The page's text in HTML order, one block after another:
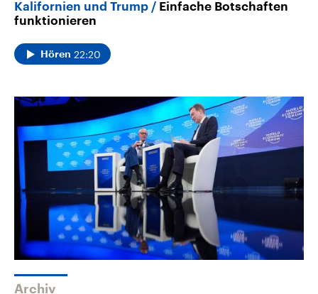
Kalifornien und Trump
Einfache Botschaften
funktionieren
Hören 22:20
Archiv